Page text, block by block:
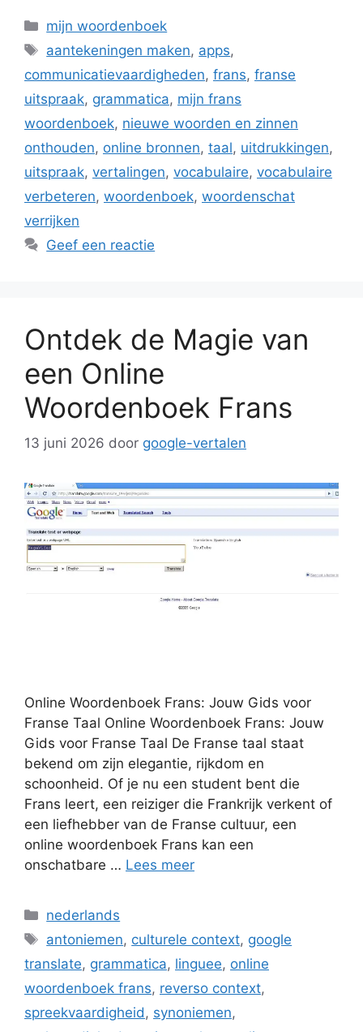
Categorieën
mijn woordenboek
Tags
aantekeningen maken, apps,
communicatievaardigheden, frans, franse
uitspraak, grammatica, mijn frans
woordenboek, nieuwe woorden en zinnen
onthouden, online bronnen, taal, uitdrukkingen,
uitspraak, vertalingen, vocabulaire, vocabulaire
verbeteren, woordenboek, woordenschat
verrijken
Geef een reactie
Ontdek de Magie van
een Online
Woordenboek Frans
13 juni 2026 door google-vertalen
Online Woordenboek Frans: Jouw Gids voor
Franse Taal Online Woordenboek Frans: Jouw
Gids voor Franse Taal De Franse taal staat
bekend om zijn elegantie, rijkdom en
schoonheid. Of je nu een student bent die
Frans leert, een reiziger die Frankrijk verkent of
een liefhebber van de Franse cultuur, een
online woordenboek Frans kan een
onschatbare … Lees meer
Categorieën
nederlands
Tags
antoniemen, culturele context, google
translate, grammatica, linguee, online
woordenboek frans, reverso context,
spreekvaardigheid , synoniemen,